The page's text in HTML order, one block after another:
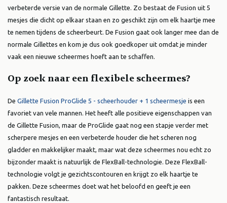
verbeterde versie van de normale Gillette. Zo bestaat de Fusion uit 5
mesjes die dicht op elkaar staan en zo geschikt zijn om elk haartje mee
te nemen tijdens de scheerbeurt. De Fusion gaat ook langer mee dan de
normale Gillettes en kom je dus ook goedkoper uit omdat je minder
vaak een nieuwe scheermes hoeft aan te schaffen.
Op zoek naar een flexibele scheermes?
De Gillette Fusion ProGlide 5 - scheerhouder + 1 scheermesje is een
favoriet van vele mannen. Het heeft alle positieve eigenschappen van
de Gillette Fusion, maar de ProGlide gaat nog een stapje verder met
scherpere mesjes en een verbeterde houder die het scheren nog
gladder en makkelijker maakt, maar wat deze scheermes nou echt zo
bijzonder maakt is natuurlijk de FlexBall-technologie. Deze FlexBall-
technologie volgt je gezichtscontouren en krijgt zo elk haartje te
pakken. Deze scheermes doet wat het beloofd en geeft je een
fantastisch resultaat.